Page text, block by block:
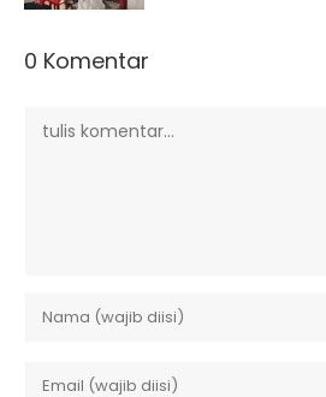
0 Komentar